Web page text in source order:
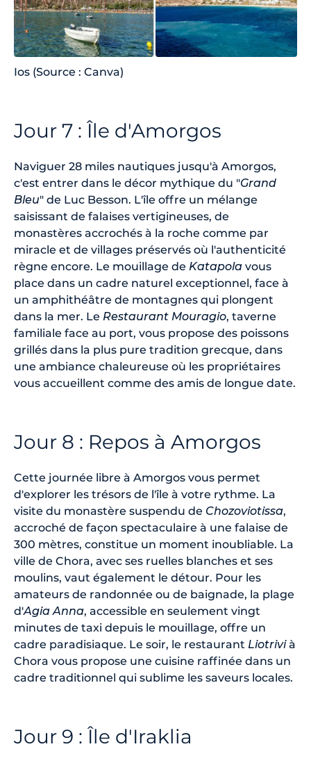
Ios (Source : Canva)
Jour 7 : Île d'Amorgos
Naviguer 28 miles nautiques jusqu'à Amorgos,
c'est entrer dans le décor mythique du "Grand
Bleu" de Luc Besson. L'île offre un mélange
saisissant de falaises vertigineuses, de
monastères accrochés à la roche comme par
miracle et de villages préservés où l'authenticité
règne encore. Le mouillage de Katapola vous
place dans un cadre naturel exceptionnel, face à
un amphithéâtre de montagnes qui plongent
dans la mer. Le Restaurant Mouragio, taverne
familiale face au port, vous propose des poissons
grillés dans la plus pure tradition grecque, dans
une ambiance chaleureuse où les propriétaires
vous accueillent comme des amis de longue date.
Jour 8 : Repos à Amorgos
Cette journée libre à Amorgos vous permet
d'explorer les trésors de l'île à votre rythme. La
visite du monastère suspendu de Chozoviotissa,
accroché de façon spectaculaire à une falaise de
300 mètres, constitue un moment inoubliable. La
ville de Chora, avec ses ruelles blanches et ses
moulins, vaut également le détour. Pour les
amateurs de randonnée ou de baignade, la plage
d'Agia Anna, accessible en seulement vingt
minutes de taxi depuis le mouillage, offre un
cadre paradisiaque. Le soir, le restaurant Liotrivià
Chora vous propose une cuisine raffinée dans un
cadre traditionnel qui sublime les saveurs locales.
Jour 9 : Île d'Iraklia